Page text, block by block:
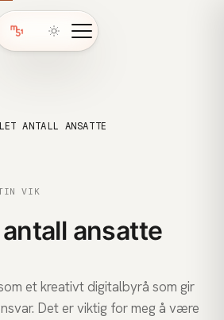
ANTALL ANSATTE
VIK
ansatte
et kreativt digitalbyrå som gir
Det er viktig for meg å være